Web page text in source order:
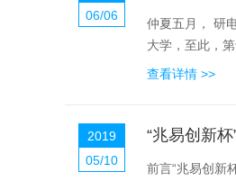
06/06
仲夏五月， 研
大学，至此，
查看详情 >>
2019
05/10
“兆易创新
前言“兆易创新